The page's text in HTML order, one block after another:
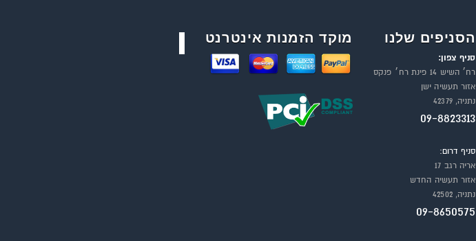
הסניפים שלנו
סניף צפון:
רח׳ השיש 14 פינת רח׳ פנקס
אזור תעשיה ישן
נתניה, 42379
09-8823313
סניף דרום:
אריה רגב 17
אזור תעשיה החדש
נתניה, 42502
09-8650575
מוקד הזמנות אינטרנט